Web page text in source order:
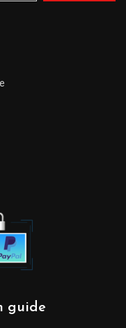
guide